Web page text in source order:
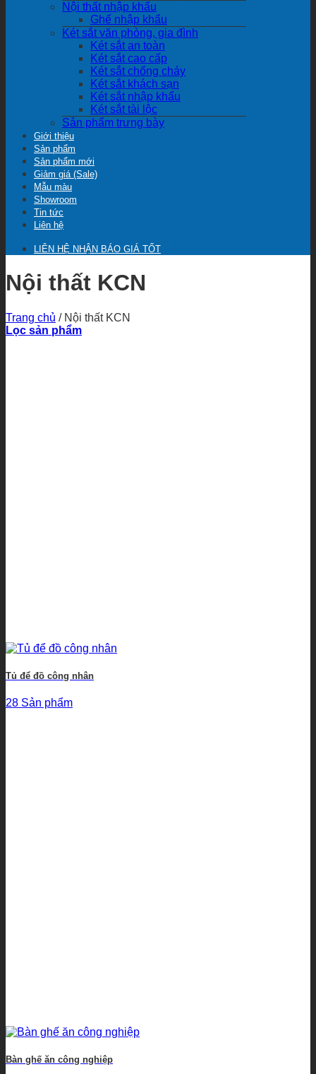
Nội thất nhập khẩu
Ghế nhập khẩu
Két sắt văn phòng, gia đình
Két sắt an toàn
Két sắt cao cấp
Két sắt chống cháy
Két sắt khách sạn
Két sắt nhập khẩu
Két sắt tài lộc
Sản phẩm trưng bày
Giới thiệu
Sản phẩm
Sản phẩm mới
Giảm giá (Sale)
Mẫu màu
Showroom
Tin tức
Liên hệ
LIÊN HỆ NHẬN BÁO GIÁ TỐT
Nội thất KCN
Trang chủ /Nội thất KCN
Lọc sản phẩm
Tủ để đồ công nhân
28 Sản phẩm
Bàn ghế ăn công nghiệp